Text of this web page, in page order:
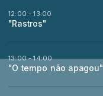
12:00 - 13:00
"Rastros"
13:00 - 14:00
"O tempo não apagou"